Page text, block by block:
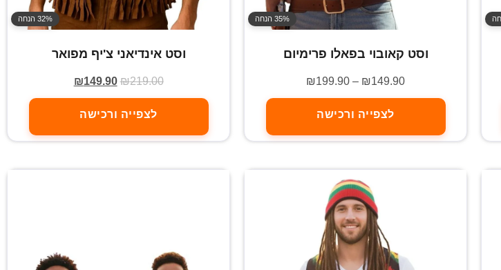
35% הנחה
וסט קאובוי בפאלו פרימיום
₪149.90
–
₪199.90
לצפייה ורכישה
32% הנחה
וסט אינדיאני צ'יף מפואר
₪219.00
₪149.90
לצפייה ורכישה